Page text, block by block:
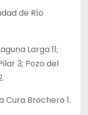
de Río
Larga 11;
3; Pozo del
Cura Brochero 1.